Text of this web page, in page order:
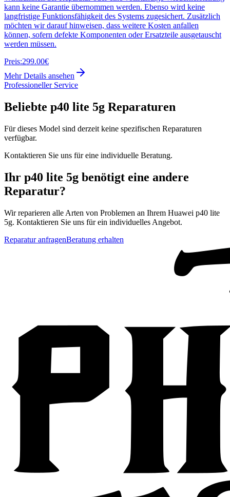
kann keine Garantie übernommen werden. Ebenso wird keine
langfristige Funktionsfähigkeit des Systems zugesichert. Zusätzlich
möchten wir darauf hinweisen, dass weitere Kosten anfallen
können, sofern defekte Komponenten oder Ersatzteile ausgetauscht
werden müssen.
Preis:299.00€
Mehr Details ansehen
Professioneller Service
Beliebte p40 lite 5g Reparaturen
Für dieses Model sind derzeit keine spezifischen Reparaturen
verfügbar.
Kontaktieren Sie uns für eine individuelle Beratung.
Ihr p40 lite 5g benötigt eine andere
Reparatur?
Wir reparieren alle Arten von Problemen an Ihrem Huawei p40 lite
5g. Kontaktieren Sie uns für ein individuelles Angebot.
Reparatur anfragenBeratung erhalten